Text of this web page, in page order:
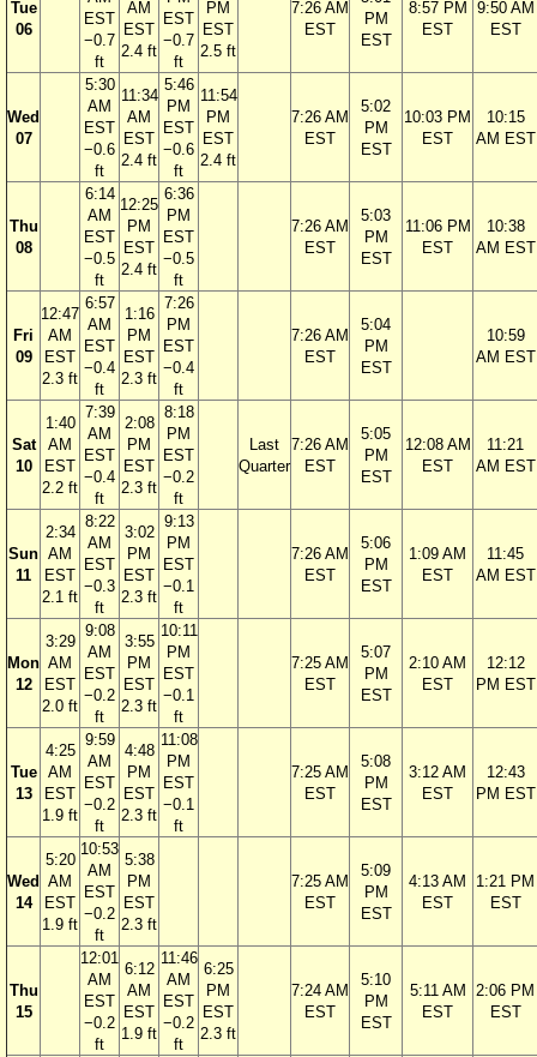
Tue
06
EST
−0.7
ft
AM
EST
2.4 ft
EST
−0.7
ft
PM
EST
2.5 ft
7:26 AM
EST
PM
EST
8:57 PM
EST
9:50 AM
EST
Wed
07
5:30
AM
EST
−0.6
ft
11:34
AM
EST
2.4 ft
5:46
PM
EST
−0.6
ft
11:54
PM
EST
2.4 ft
7:26 AM
EST
5:02
PM
EST
10:03 PM
EST
10:15
AM EST
Thu
08
6:14
AM
EST
−0.5
ft
12:25
PM
EST
2.4 ft
6:36
PM
EST
−0.5
ft
7:26 AM
EST
5:03
PM
EST
11:06 PM
EST
10:38
AM EST
Fri
09
12:47
AM
EST
2.3 ft
6:57
AM
EST
−0.4
ft
1:16
PM
EST
2.3 ft
7:26
PM
EST
−0.4
ft
7:26 AM
EST
5:04
PM
EST
10:59
AM EST
Sat
10
1:40
AM
EST
2.2 ft
7:39
AM
EST
−0.4
ft
2:08
PM
EST
2.3 ft
8:18
PM
EST
−0.2
ft
Last
Quarter
7:26 AM
EST
5:05
PM
EST
12:08 AM
EST
11:21
AM EST
Sun
11
2:34
AM
EST
2.1 ft
8:22
AM
EST
−0.3
ft
3:02
PM
EST
2.3 ft
9:13
PM
EST
−0.1
ft
7:26 AM
EST
5:06
PM
EST
1:09 AM
EST
11:45
AM EST
Mon
12
3:29
AM
EST
2.0 ft
9:08
AM
EST
−0.2
ft
3:55
PM
EST
2.3 ft
10:11
PM
EST
−0.1
ft
7:25 AM
EST
5:07
PM
EST
2:10 AM
EST
12:12
PM EST
Tue
13
4:25
AM
EST
1.9 ft
9:59
AM
EST
−0.2
ft
4:48
PM
EST
2.3 ft
11:08
PM
EST
−0.1
ft
7:25 AM
EST
5:08
PM
EST
3:12 AM
EST
12:43
PM EST
Wed
14
5:20
AM
EST
1.9 ft
10:53
AM
EST
−0.2
ft
5:38
PM
EST
2.3 ft
7:25 AM
EST
5:09
PM
EST
4:13 AM
EST
1:21 PM
EST
Thu
15
12:01
AM
EST
−0.2
ft
6:12
AM
EST
1.9 ft
11:46
AM
EST
−0.2
ft
6:25
PM
EST
2.3 ft
7:24 AM
EST
5:10
PM
EST
5:11 AM
EST
2:06 PM
EST